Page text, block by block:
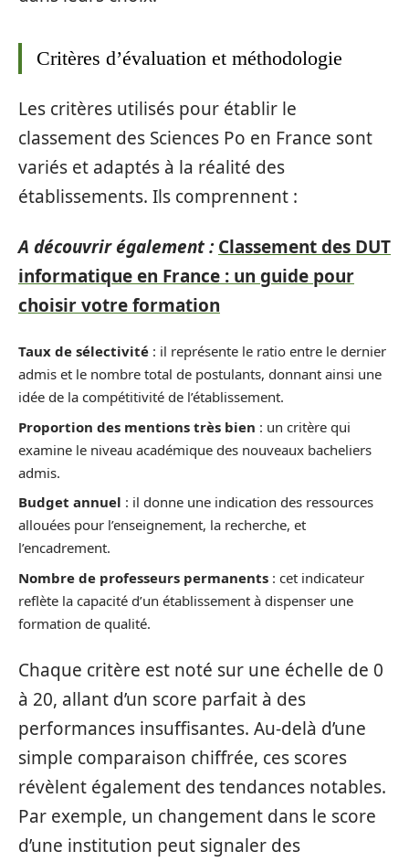
Critères d’évaluation et méthodologie
Les critères utilisés pour établir le
classement des Sciences Po en France sont
variés et adaptés à la réalité des
établissements. Ils comprennent :
A découvrir également : Classement des DUT
informatique en France : un guide pour
choisir votre formation
Taux de sélectivité : il représente le ratio entre le dernier
admis et le nombre total de postulants, donnant ainsi une
idée de la compétitivité de l’établissement.
Proportion des mentions très bien : un critère qui
examine le niveau académique des nouveaux bacheliers
admis.
Budget annuel : il donne une indication des ressources
allouées pour l’enseignement, la recherche, et
l’encadrement.
Nombre de professeurs permanents : cet indicateur
reflète la capacité d’un établissement à dispenser une
formation de qualité.
Chaque critère est noté sur une échelle de 0
à 20, allant d’un score parfait à des
performances insuffisantes. Au-delà d’une
simple comparaison chiffrée, ces scores
révèlent également des tendances notables.
Par exemple, un changement dans le score
d’une institution peut signaler des